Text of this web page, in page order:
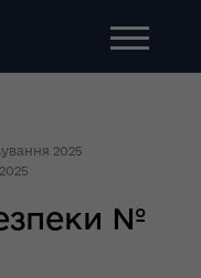
2025
№